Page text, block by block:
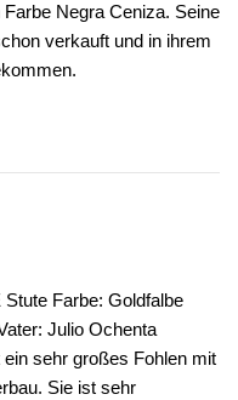
Negra Ceniza. Seine
verkauft und in ihrem
Farbe: Goldfalbe
Julio Ochenta
sehr großes Fohlen mit
Sie ist sehr